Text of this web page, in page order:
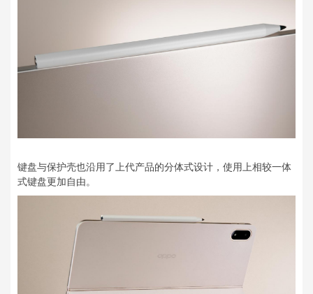
键盘与保护壳也沿用了上代产品的分体式设计，使用上相较一体
式键盘更加自由。